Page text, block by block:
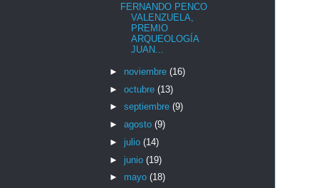
FERNANDO PENCO
VALENZUELA,
PREMIO
ARQUEOLOGÍA
JUAN...
► noviembre (16)
► octubre (13)
► septiembre (9)
► agosto (9)
► julio (14)
► junio (19)
► mayo (18)